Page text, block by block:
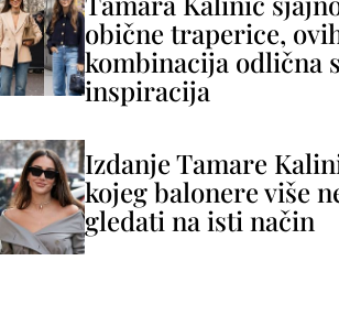
obične traperice,
kombinacija odlična
inspiracija
Izdanje Tamare
kojeg balonere više
gledati na isti način